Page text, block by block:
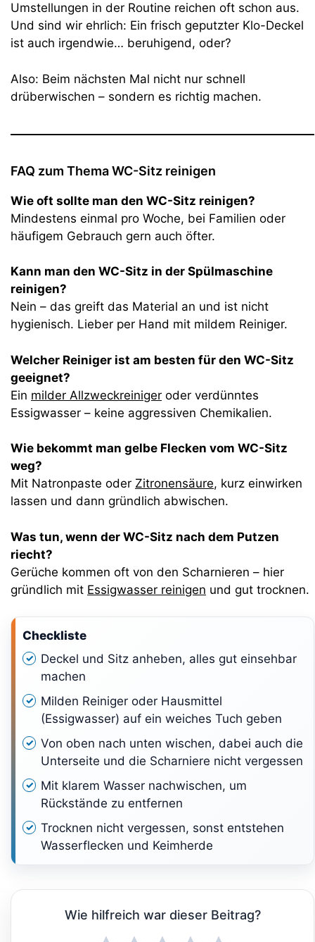
Umstellungen in der Routine reichen oft schon aus.
Und sind wir ehrlich: Ein frisch geputzter Klo-Deckel
ist auch irgendwie… beruhigend, oder?
Also: Beim nächsten Mal nicht nur schnell
drüberwischen – sondern es richtig machen.
FAQ zum Thema WC-Sitz reinigen
Wie oft sollte man den WC-Sitz reinigen?
Mindestens einmal pro Woche, bei Familien oder
häufigem Gebrauch gern auch öfter.
Kann man den WC-Sitz in der Spülmaschine
reinigen?
Nein – das greift das Material an und ist nicht
hygienisch. Lieber per Hand mit mildem Reiniger.
Welcher Reiniger ist am besten für den WC-Sitz
geeignet?
Ein milder Allzweckreiniger oder verdünntes
Essigwasser – keine aggressiven Chemikalien.
Wie bekommt man gelbe Flecken vom WC-Sitz
weg?
Mit Natronpaste oder Zitronensäure, kurz einwirken
lassen und dann gründlich abwischen.
Was tun, wenn der WC-Sitz nach dem Putzen
riecht?
Gerüche kommen oft von den Scharnieren – hier
gründlich mit Essigwasser reinigen und gut trocknen.
Checkliste
Deckel und Sitz anheben, alles gut einsehbar
machen
Milden Reiniger oder Hausmittel
(Essigwasser) auf ein weiches Tuch geben
Von oben nach unten wischen, dabei auch die
Unterseite und die Scharniere nicht vergessen
Mit klarem Wasser nachwischen, um
Rückstände zu entfernen
Trocknen nicht vergessen, sonst entstehen
Wasserflecken und Keimherde
Wie hilfreich war dieser Beitrag?